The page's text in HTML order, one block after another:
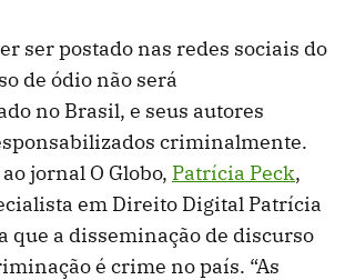
ser postado nas redes sociais do
de ódio não será
no Brasil, e seus autores
criminalmente.
jornal O Globo, Patrícia Peck,
em Direito Digital Patrícia
que a disseminação de discurso
é crime no país. “As